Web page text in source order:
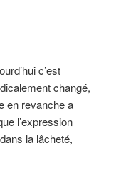
c’est
changé,
en revanche a
l’expression
la lâcheté,